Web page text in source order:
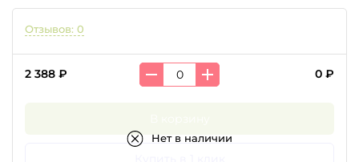
Отзывов: 0
2 388 ₽ 0 ₽
Нет в наличии